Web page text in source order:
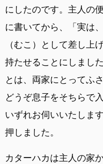
にしたのです。主人の
に書いてから、「実は
（むこ）として差し上
持たせることにしまし
とは、両家にとってふ
どうぞ息子をそちらで
いずれお伺いいたしま
押しました。
カターハカは主人の家